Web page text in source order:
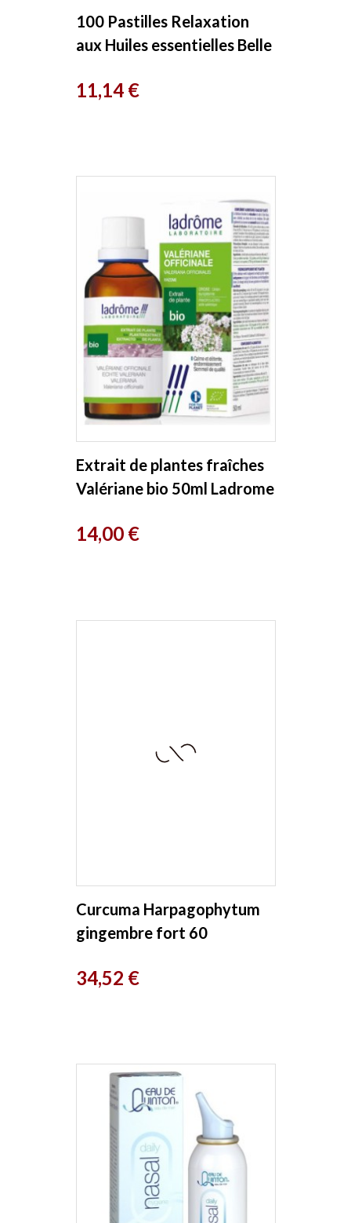
100 Pastilles Relaxation
aux Huiles essentielles Belle
Prix
11,14 €
Extrait de plantes fraîches
Valériane bio 50ml Ladrome
Prix
14,00 €
Curcuma Harpagophytum
gingembre fort 60
Paris
Prix
34,52 €